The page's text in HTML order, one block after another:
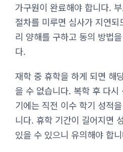
가구원이 완료해야 합니다.
절차를 미루면 심사가 지연
리 양해를 구하고 동의 방법
다.
재학 중 휴학을 하게 되면 해
을 수 없습니다. 복학 후 다
기에는 직전 이수 학기 성적
니다. 휴학 기간이 길어지면
있을 수 있으니 유의해야 합